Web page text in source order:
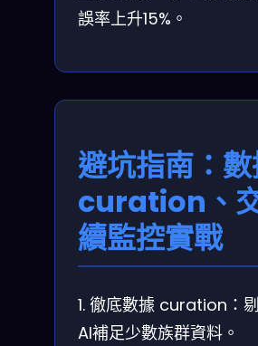
誤率上升15%。
避坑指南：
curation、
續監控實戰
1. 徹底數據 curation：
AI補足少數族群資料。